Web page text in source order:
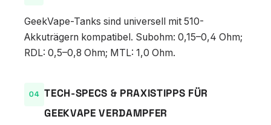
GeekVape-Tanks sind universell mit 510-
Akkuträgern kompatibel. Subohm: 0,15–0,4 Ohm;
RDL: 0,5–0,8 Ohm; MTL: 1,0 Ohm.
TECH-SPECS & PRAXISTIPPS FÜR
GEEKVAPE VERDAMPFER